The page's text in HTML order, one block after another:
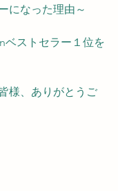
になった理由～
ベストセラー１位を
様、ありがとうご